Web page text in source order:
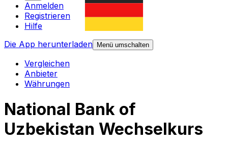
Anmelden
Registrieren
Hilfe
Die App herunterladen
Menü umschalten
Vergleichen
Anbieter
Währungen
National Bank of
Uzbekistan Wechselkurs